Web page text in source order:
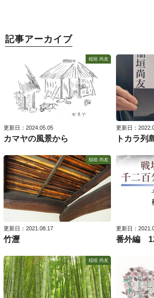
記事アーカイブ
稲垣 尚友
更新日：2024.05.05
カマヤの風景から
更新日：
トカラ列
稲垣 尚友
更新日：2021.08.17
竹瀝
更新日：
番外編
稲垣 尚友